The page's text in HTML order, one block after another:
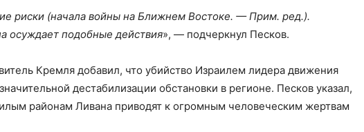
риски (начала войны на Ближнем Востоке. — Прим. ред.).
осуждает подобные действия», — подчеркнул Песков.
Кремля добавил, что убийство Израилем лидера движения
дестабилизации обстановки в регионе. Песков указал,
районам Ливана приводят к огромным человеческим жертвам